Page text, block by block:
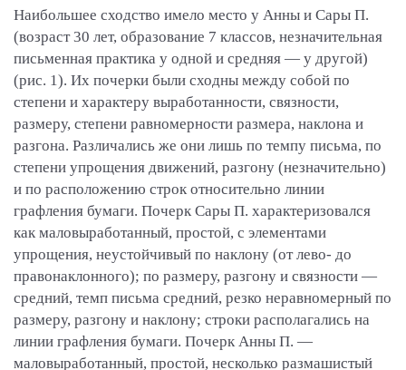
Наибольшее сходство имело место у Анны и Сары П.
(возраст 30 лет, образование 7 классов, незначительная
письменная практика у одной и средняя — у другой)
(рис. 1). Их почерки были сходны между собой по
степени и характеру выработанности, связности,
размеру, степени равномерности размера, наклона и
разгона. Различались же они лишь по темпу письма, по
степени упрощения движений, разгону (незначительно)
и по расположению строк относительно линии
графления бумаги. Почерк Сары П. характеризовался
как маловыработанный, простой, с элементами
упрощения, неустойчивый по наклону (от лево- до
правонаклонного); по размеру, разгону и связности —
средний, темп письма средний, резко неравномерный по
размеру, разгону и наклону; строки располагались на
линии графления бумаги. Почерк Анны П. —
маловыработанный, простой, несколько размашистый